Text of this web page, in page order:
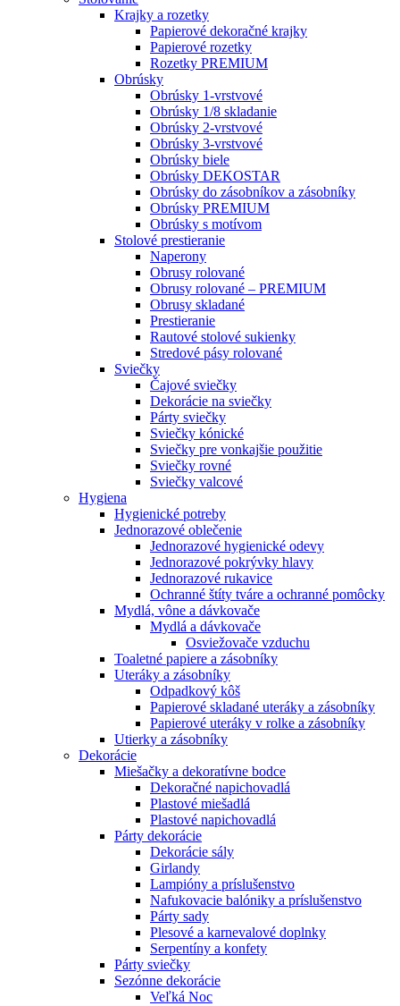
Krajky a rozetky
Papierové dekoračné krajky
Papierové rozetky
Rozetky PREMIUM
Obrúsky
Obrúsky 1-vrstvové
Obrúsky 1/8 skladanie
Obrúsky 2-vrstvové
Obrúsky 3-vrstvové
Obrúsky biele
Obrúsky DEKOSTAR
Obrúsky do zásobníkov a zásobníky
Obrúsky PREMIUM
Obrúsky s motívom
Stolové prestieranie
Naperony
Obrusy rolované
Obrusy rolované – PREMIUM
Obrusy skladané
Prestieranie
Rautové stolové sukienky
Stredové pásy rolované
Sviečky
Čajové sviečky
Dekorácie na sviečky
Párty sviečky
Sviečky kónické
Sviečky pre vonkajšie použitie
Sviečky rovné
Sviečky valcové
Hygiena
Hygienické potreby
Jednorazové oblečenie
Jednorazové hygienické odevy
Jednorazové pokrývky hlavy
Jednorazové rukavice
Ochranné štíty tváre a ochranné pomôcky
Mydlá, vône a dávkovače
Mydlá a dávkovače
Osviežovače vzduchu
Toaletné papiere a zásobníky
Uteráky a zásobníky
Odpadkový kôš
Papierové skladané uteráky a zásobníky
Papierové uteráky v rolke a zásobníky
Utierky a zásobníky
Dekorácie
Miešačky a dekoratívne bodce
Dekoračné napichovadlá
Plastové miešadlá
Plastové napichovadlá
Párty dekorácie
Dekorácie sály
Girlandy
Lampióny a príslušenstvo
Nafukovacie balóniky a príslušenstvo
Párty sady
Plesové a karnevalové doplnky
Serpentíny a konfety
Párty sviečky
Sezónne dekorácie
Veľká Noc